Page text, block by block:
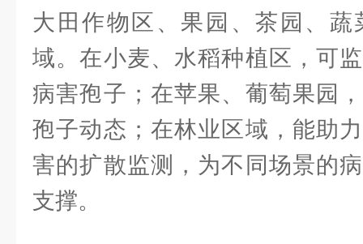
大田作物区、果园、茶园、
域。在小麦、水稻种植区，可
病害孢子；在苹果、葡萄果园
孢子动态；在林业区域，能助
害的扩散监测，为不同场景的
支撑。